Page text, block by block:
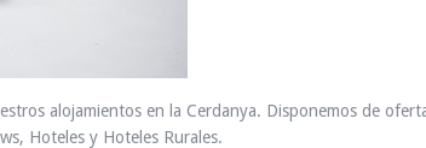
alojamientos en la Cerdanya. Disponemos de
Hoteles y Hoteles Rurales.